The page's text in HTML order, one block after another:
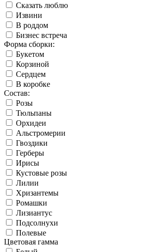
Сказать люблю
Извини
В роддом
Бизнес встреча
Форма сборки:
Букетом
Корзиной
Сердцем
В коробке
Состав:
Розы
Тюльпаны
Орхидеи
Альстромерии
Гвоздики
Герберы
Ирисы
Кустовые розы
Лилии
Хризантемы
Ромашки
Лизиантус
Подсолнухи
Полевые
Цветовая гамма